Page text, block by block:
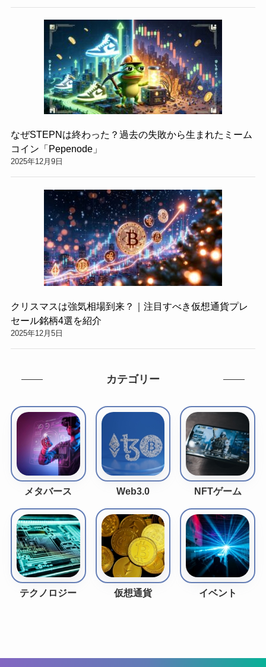
なぜSTEPNは終わった？過去の失敗から生まれたミーム
コイン「Pepenode」
2025年12月9日
クリスマスは強気相場到来？｜注目すべき仮想通貨プレ
セール銘柄4選を紹介
2025年12月5日
カテゴリー
メタバース Web3.0 NFTゲーム
テクノロジー 仮想通貨 イベント